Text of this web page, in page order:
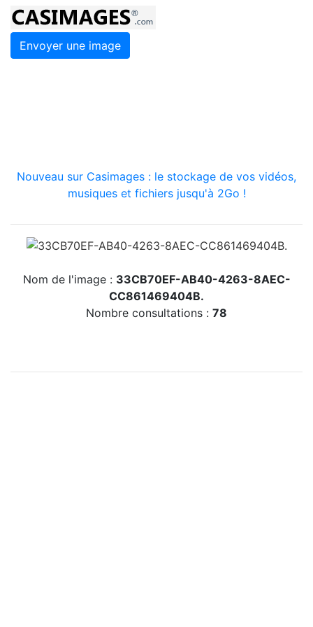
Envoyer une image
Nouveau sur Casimages : le stockage de vos vidéos,
musiques et fichiers jusqu'à 2Go !
Nom de l'image : 33CB70EF-AB40-4263-8AEC-
CC861469404B.
Nombre consultations : 78